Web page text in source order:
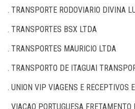
. TRANSPORTE RODOVIARIO DIVINA
. TRANSPORTES BSX LTDA
. TRANSPORTES MAURICIO LTDA
. TRANSPORTO DE ITAGUAI
. UNION VIP VIAGENS E RECEPTIVOS
. VIACAO PORTUGUESA